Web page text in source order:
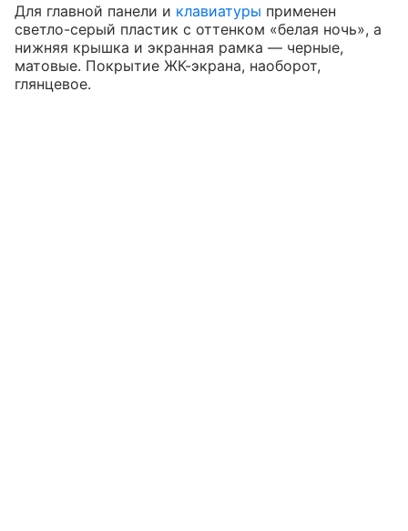
Для главной панели и клавиатуры применен
светло-серый пластик с оттенком «белая ночь», а
нижняя крышка и экранная рамка — черные,
матовые. Покрытие ЖК-экрана, наоборот,
глянцевое.